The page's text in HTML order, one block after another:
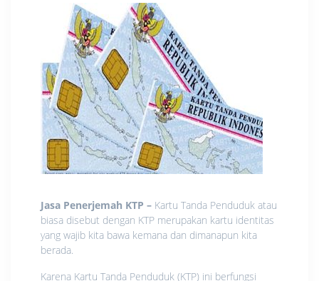
Jasa Penerjemah KTP – Kartu Tanda Penduduk atau
biasa disebut dengan KTP merupakan kartu identitas
yang wajib kita bawa kemana dan dimanapun kita
berada.
Karena Kartu Tanda Penduduk (KTP) ini berfungsi